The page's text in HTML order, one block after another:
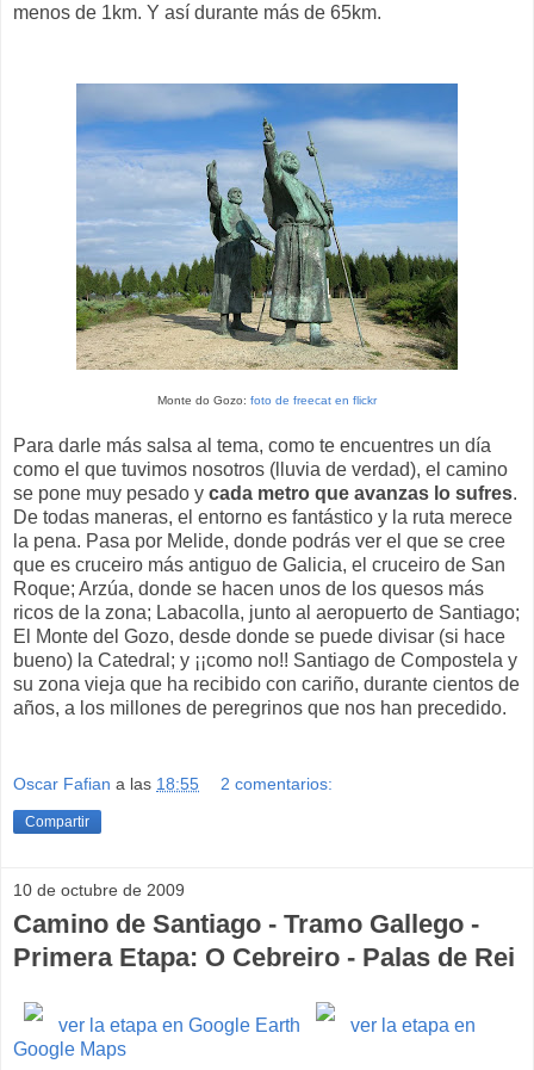
menos de 1km. Y así durante más de 65km.
Monte do Gozo: foto de freecat en flickr
Para darle más salsa al tema, como te encuentres un día
como el que tuvimos nosotros (lluvia de verdad), el camino
se pone muy pesado y cada metro que avanzas lo sufres.
De todas maneras, el entorno es fantástico y la ruta merece
la pena. Pasa por Melide, donde podrás ver el que se cree
que es cruceiro más antiguo de Galicia, el cruceiro de San
Roque; Arzúa, donde se hacen unos de los quesos más
ricos de la zona; Labacolla, junto al aeropuerto de Santiago;
El Monte del Gozo, desde donde se puede divisar (si hace
bueno) la Catedral; y ¡¡como no!! Santiago de Compostela y
su zona vieja que ha recibido con cariño, durante cientos de
años, a los millones de peregrinos que nos han precedido.
Oscar Fafian a las 18:55 2 comentarios:
Compartir
10 de octubre de 2009
Camino de Santiago - Tramo Gallego -
Primera Etapa: O Cebreiro - Palas de Rei
ver la etapa en Google Earth
ver la etapa en
Google Maps